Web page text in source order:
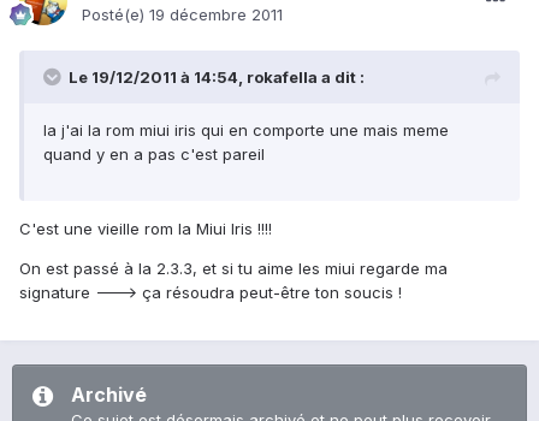
Posté(e) 19 décembre 2011
Le 19/12/2011 à 14:54, rokafella a dit :
la j'ai la rom miui iris qui en comporte une mais meme
quand y en a pas c'est pareil
C'est une vieille rom la Miui Iris !!!!
On est passé à la 2.3.3, et si tu aime les miui regarde ma
signature ---> ça résoudra peut-être ton soucis !
Archivé